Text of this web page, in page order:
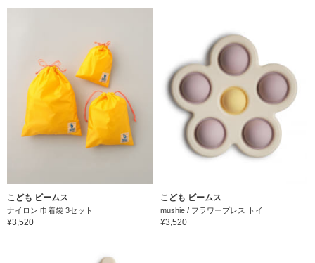
こども ビームス
ナイロン 巾着袋 3セット
¥3,520
こども ビームス
mushie / フラワープレス トイ
¥3,520